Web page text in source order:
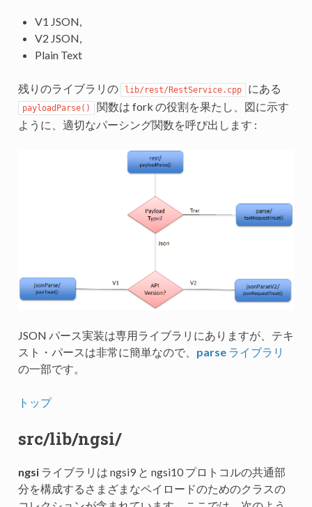
V1 JSON,
V2 JSON,
Plain Text
残りのライブラリの lib/rest/RestService.cpp にある
payloadParse()
関数は fork の役割を果たし、図に示す
ように、適切なパーシング関数を呼び出します :
JSON パース実装は専用ライブラリにありますが、テキ
スト・パースは非常に簡単なので、 parseライブラリ
の一部です。
トップ
src/lib/ngsi/
ngsiライブラリは ngsi9 と ngsi10 プロトコルの共通部
分を構成するさまざまなペイロードのためのクラスの